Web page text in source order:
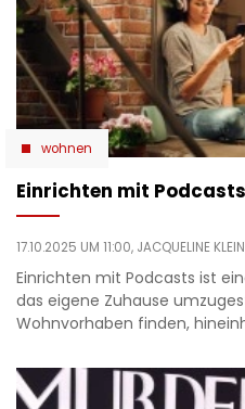
wohnen
Einrichten mit
17.10.2025 UM 11:00, JACQUELINE KLEIN
Einrichten mit Podcasts ist
das eigene Zuhause
Wohnvorhaben finden,